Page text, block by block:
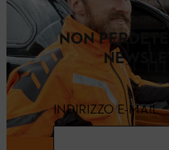
NON
INDIRIZZO E-MAIL